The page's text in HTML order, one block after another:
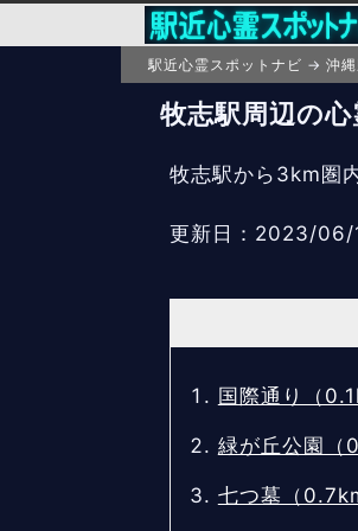
駅近心霊スポットナビ 沖
牧志駅周辺の
牧志駅から3km圏
更新日：2023/06/
国際通り（
緑が丘公園（
七つ墓（